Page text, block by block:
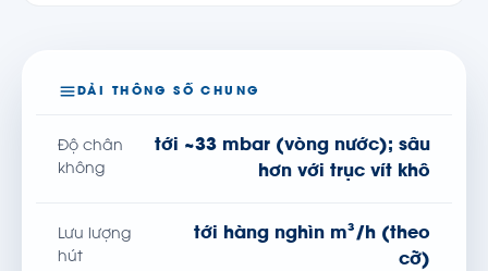
DẢI THÔNG SỐ CHUNG
Độ chân
không
tới ~33 mbar (vòng nước); sâu
hơn với trục vít khô
Lưu lượng
hút
tới hàng nghìn m³/h (theo
cỡ)